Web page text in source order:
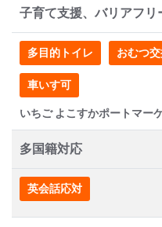
子育て支援、バリアフリ
多目的トイレ おむつ
車いす可
いちご よこすかポートマー
多国籍対応
英会話応対